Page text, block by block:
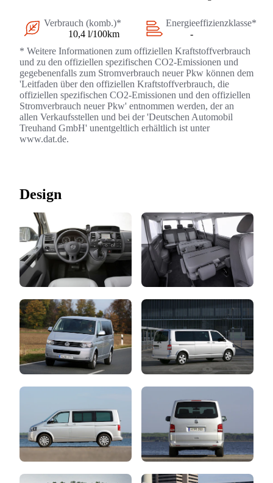
Verbrauch (komb.)*
10,4 l/100km
Energieeffizienzklasse*
-
* Weitere Informationen zum offiziellen Kraftstoffverbrauch
und zu den offiziellen spezifischen CO2-Emissionen und
gegebenenfalls zum Stromverbrauch neuer Pkw können dem
'Leitfaden über den offiziellen Kraftstoffverbrauch, die
offiziellen spezifischen CO2-Emissionen und den offiziellen
Stromverbrauch neuer Pkw' entnommen werden, der an
allen Verkaufsstellen und bei der 'Deutschen Automobil
Treuhand GmbH' unentgeltlich erhältlich ist unter
www.dat.de.
Design